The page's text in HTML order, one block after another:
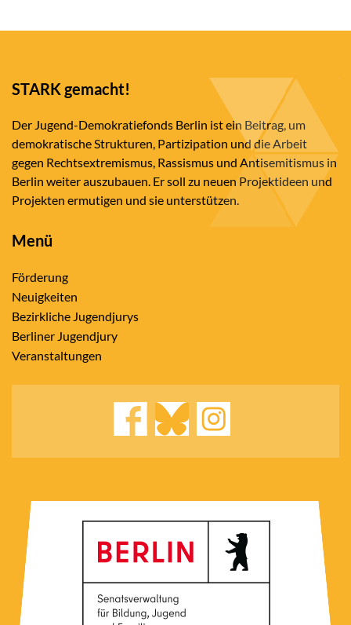
STARK gemacht!
Der Jugend-Demokratiefonds Berlin ist ein Beitrag, um
demokratische Strukturen, Partizipation und die Arbeit
gegen Rechtsextremismus, Rassismus und Antisemitismus in
Berlin weiter auszubauen. Er soll zu neuen Projektideen und
Projekten ermutigen und sie unterstützen.
Menü
Förderung
Neuigkeiten
Bezirkliche Jugendjurys
Berliner Jugendjury
Veranstaltungen